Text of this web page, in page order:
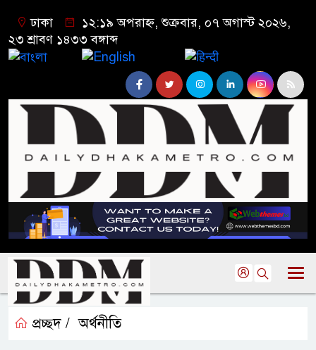
ঢাকা
১২:১৯ অপরাহ্ন, শুক্রবার, ০৭ অগাস্ট ২০২৬,
২৩ শ্রাবণ ১৪৩৩ বঙ্গাব্দ
প্রচ্ছদ / অর্থনীতি